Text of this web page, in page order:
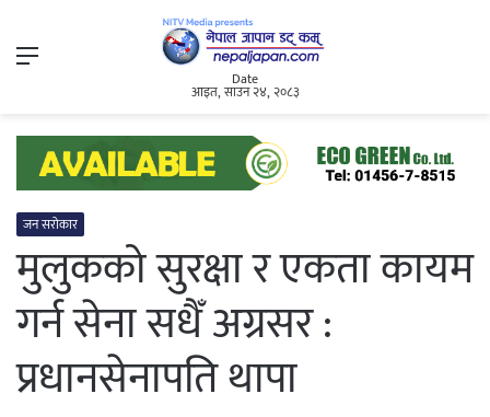
Menu
Date
आइत, साउन २४, २०८३
जन सरोकार
मुलुकको सुरक्षा र एकता कायम
गर्न सेना सधैँ अग्रसर :
प्रधानसेनापति थापा